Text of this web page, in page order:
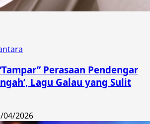
Perasaan Pendengar
Lagu Galau yang Sulit
04/2026